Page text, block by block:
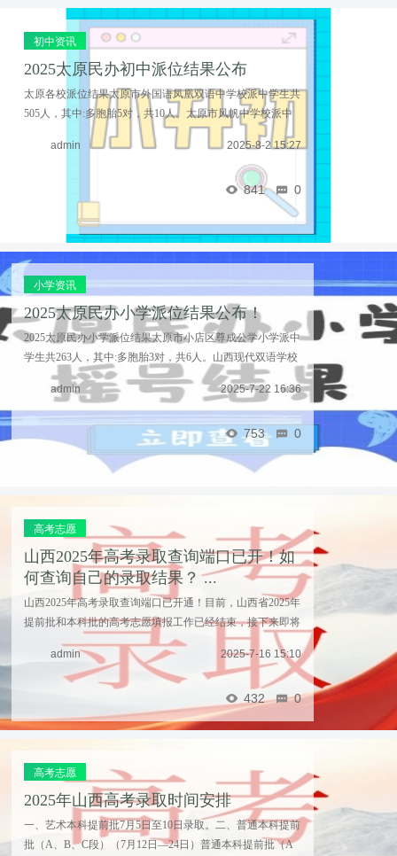
初中资讯
2025太原民办初中派位结果公布
太原各校派位结果太原市外国语凤凰双语中学校派中学生共
505人，其中:多胞胎5对，共10人。太原市风帆中学校派中
学生共201人，其中:多胞胎1对，共2人。太原杏岭实验学校
派中学生共221人，其中:多胞胎1对，共2人。太原 ...……
admin 2025-8-2 15:27
841 0
小学资讯
2025太原民办小学派位结果公布！
2025太原民办小学派位结果太原市小店区尊成公学小学派中
学生共263人，其中:多胞胎3对，共6人。山西现代双语学校
派中学生共685人，其中:多胞胎5对，共10人。太原市彩虹
双语学校派中学生共82人，其中:多胞胎2对，共4人 ...……
admin 2025-7-22 16:36
753 0
高考志愿
山西2025年高考录取查询端口已开！如
何查询自己的录取结果？ ...
山西2025年高考录取查询端口已开通！目前，山西省2025年
提前批和本科批的高考志愿填报工作已经结束，接下来即将
进行其它批次的志愿填报，那么，山西考生应该通过哪些途
径查询自己的录取结果呢？第一种途径是通过山西 ...……
admin 2025-7-16 15:10
432 0
高考志愿
2025年山西高考录取时间安排
一、艺术本科提前批7月5日至10日录取。二、普通本科提前
批（A、B、C段）（7月12日—24日）普通本科提前批（A